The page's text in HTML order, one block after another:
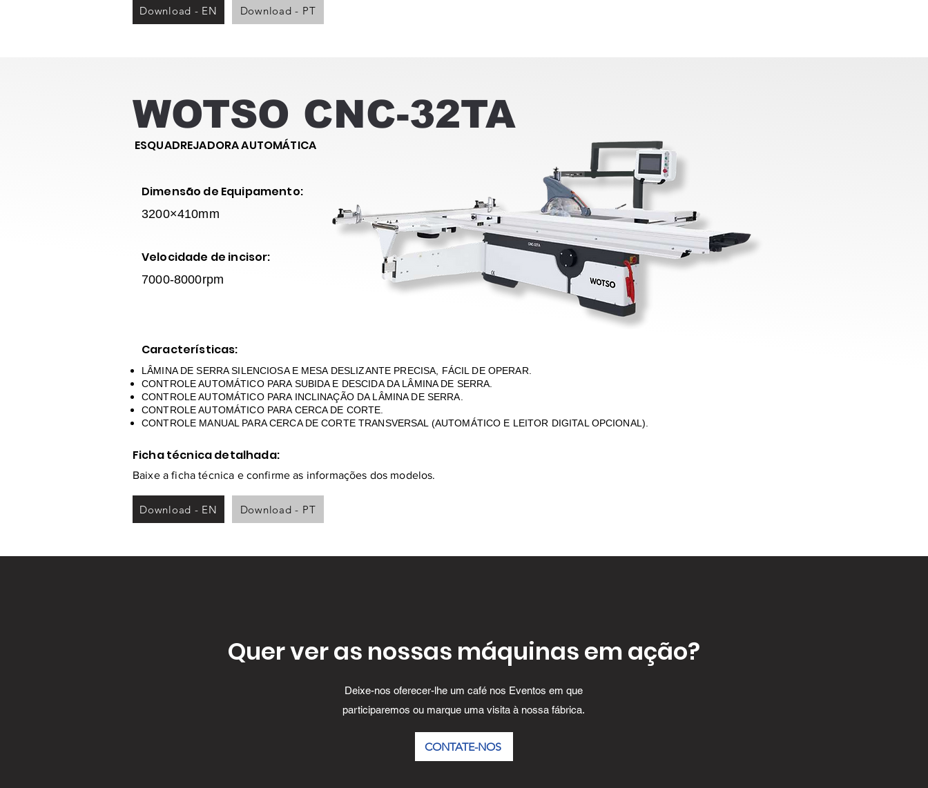
Download - EN Download - PT
WOTSO CNC-32TA
Dimensão de Equipamento:
3200×410mm
Velocidade de incisor:
7000-8000rpm
ESQUADREJADORA AUTOMÁTICA
Características:
LÂMINA DE SERRA SILENCIOSA E MESA DESLIZANTE PRECISA, FÁCIL DE OPERAR.
CONTROLE AUTOMÁTICO PARA SUBIDA E DESCIDA DA LÂMINA DE SERRA.
CONTROLE AUTOMÁTICO PARA INCLINAÇÃO DA LÂMINA DE SERRA.
CONTROLE AUTOMÁTICO PARA CERCA DE CORTE.
CONTROLE MANUAL PARA CERCA DE CORTE TRANSVERSAL (AUTOMÁTICO E LEITOR DIGITAL OPCIONAL).
Ficha técnica detalhada:
Baixe a ficha técnica e confirme as informações dos modelos.
Download - EN Download - PT
Quer ver as nossas máquinas em ação?
Deixe-nos oferecer-lhe um café nos Eventos em que
participaremos ou marque uma visita à nossa fábrica.
CONTATE-NOS